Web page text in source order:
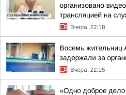
организовано
трансляцией на
Вчера, 22:18
Восемь жительниц
задержали за
Вчера, 22:15
«Одно доброе дело